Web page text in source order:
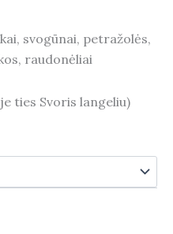
svogūnai, petražolės,
raudonėliai
ties Svoris langeliu)